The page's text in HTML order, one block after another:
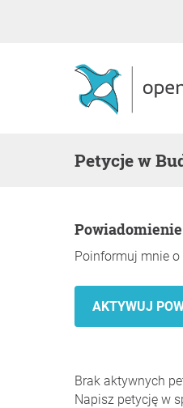
Petycje w
Poinformuj mnie
Brak aktywnych
Napisz petycję w